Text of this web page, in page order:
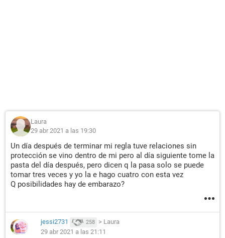
Laura
29 abr 2021 a las 19:30
Un día después de terminar mi regla tuve relaciones sin
protección se vino dentro de mi pero al día siguiente tome la
pasta del día después, pero dicen q la pasa solo se puede
tomar tres veces y yo la e hago cuatro con esta vez
Q posibilidades hay de embarazo?
jessi2731 258 > Laura
29 abr 2021 a las 21:11